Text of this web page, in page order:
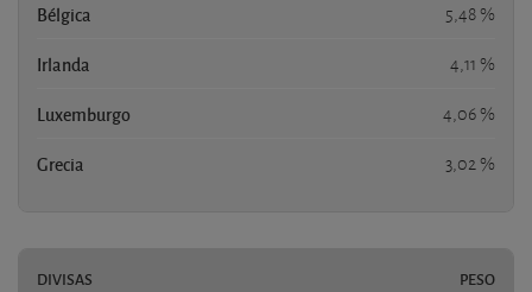
Bélgica 5,48 %
Irlanda 4,11 %
Luxemburgo 4,06 %
Grecia 3,02 %
DIVISAS PESO